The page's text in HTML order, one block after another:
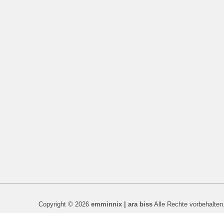
Copyright © 2026 emminnix | ara biss Alle Rechte